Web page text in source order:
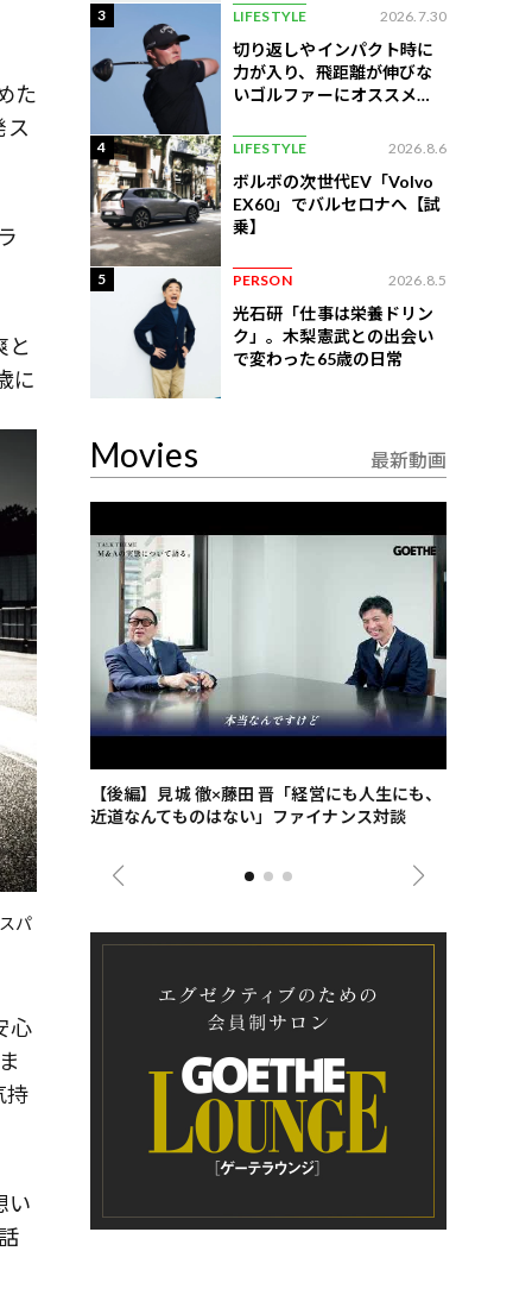
た
ス
と
に
パ
心
持
い
3 LIFESTYLE 2026.7.30
切り返しやインパクト時に
力が入り、飛距離が伸びな
いゴルファーにオススメの
4 LIFESTYLE 2026.8.6
ボルボの次世代EV「Volvo
EX60」でバルセロナへ【試
乗】
5 PERSON 2026.8.5
光石研「仕事は栄養ドリン
ク」。木梨憲武との出会い
で変わった65歳の日常
Movies 最新動画
た、海最
【後編】見城 徹×藤田 晋「経営にも人生にも、
近道なんてものはない」ファイナンス対談